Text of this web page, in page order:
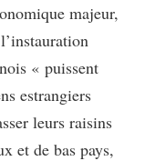
majeur,
« puissent
estrangiers
leurs raisins
et de bas pays,